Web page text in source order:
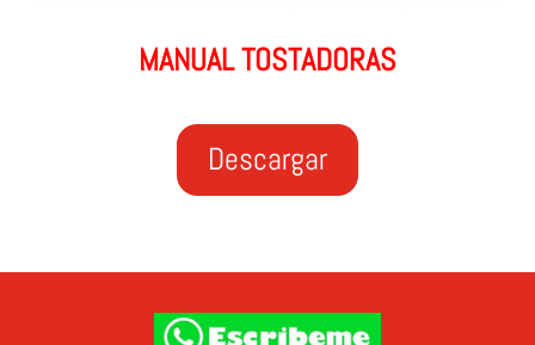
MANUAL TOSTADORAS
Descargar